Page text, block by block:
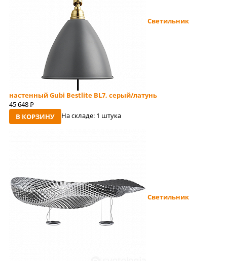
Светильник
настенный Gubi Bestlite BL7, серый/латунь
45 648 руб
В КОРЗИНУ На складе: 1 штука
Светильник